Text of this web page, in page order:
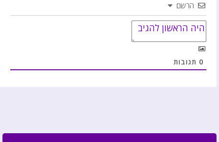
הרשם
0 תגובות